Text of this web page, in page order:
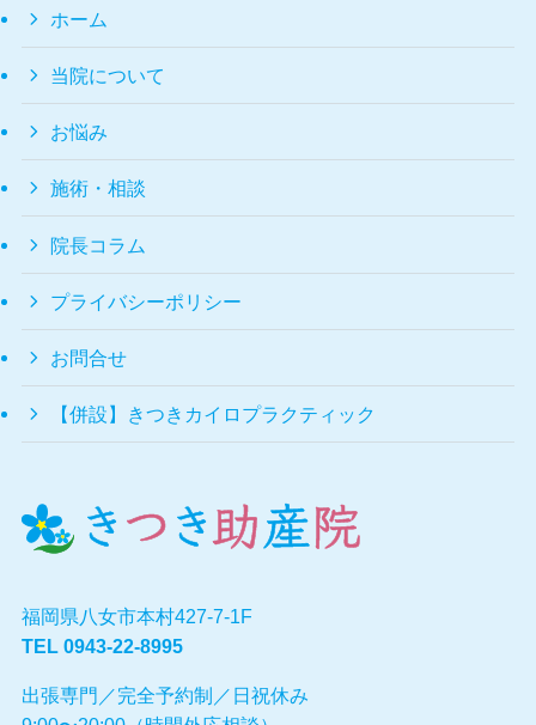
ホーム
当院について
お悩み
施術・相談
院長コラム
プライバシーポリシー
お問合せ
【併設】きつきカイロプラクティック
福岡県八女市本村427-7-1F
TEL 0943-22-8995
出張専門／完全予約制／日祝休み